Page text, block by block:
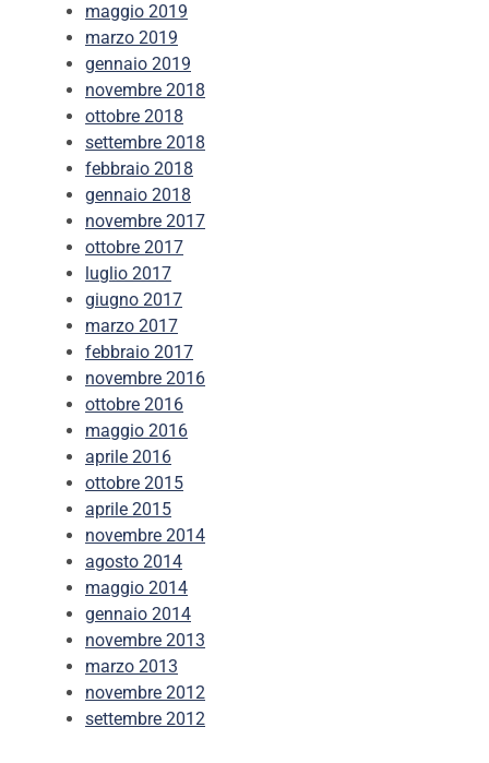
maggio 2019
marzo 2019
gennaio 2019
novembre 2018
ottobre 2018
settembre 2018
febbraio 2018
gennaio 2018
novembre 2017
ottobre 2017
luglio 2017
giugno 2017
marzo 2017
febbraio 2017
novembre 2016
ottobre 2016
maggio 2016
aprile 2016
ottobre 2015
aprile 2015
novembre 2014
agosto 2014
maggio 2014
gennaio 2014
novembre 2013
marzo 2013
novembre 2012
settembre 2012